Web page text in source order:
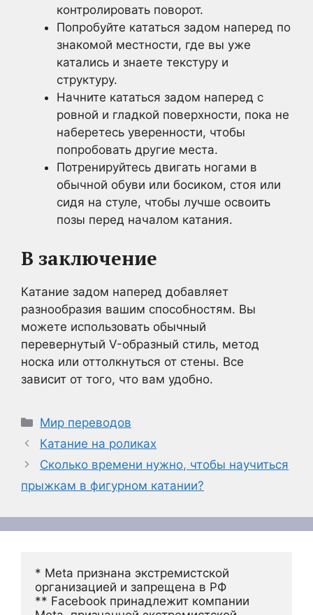
контролировать поворот.
Попробуйте кататься задом наперед по
знакомой местности, где вы уже
катались и знаете текстуру и
структуру.
Начните кататься задом наперед с
ровной и гладкой поверхности, пока не
наберетесь уверенности, чтобы
попробовать другие места.
Потренируйтесь двигать ногами в
обычной обуви или босиком, стоя или
сидя на стуле, чтобы лучше освоить
позы перед началом катания.
В заключение
Катание задом наперед добавляет
разнообразия вашим способностям. Вы
можете использовать обычный
перевернутый V-образный стиль, метод
носка или оттолкнуться от стены. Все
зависит от того, что вам удобно.
Рубрики
Мир переводов
Катание на роликах
Сколько времени нужно, чтобы научиться
прыжкам в фигурном катании?
* Meta признана экстремистской
организацией и запрещена в РФ
** Facebook принадлежит компании